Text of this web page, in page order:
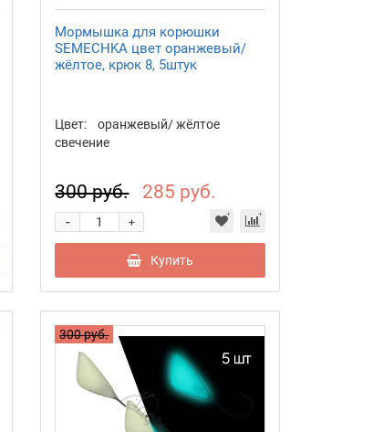
Мормышка для корюшки
SEMECHKA цвет оранжевый/
жёлтое, крюк 8, 5штук
Цвет:
оранжевый/ жёлтое
свечение
300 руб. 285 руб.
+
-
Купить
300 руб.